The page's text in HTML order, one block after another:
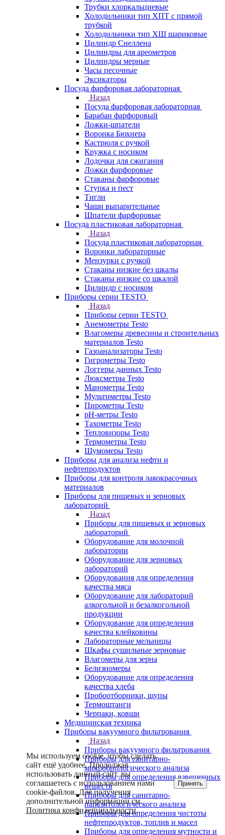
Трубки хлоркальциевые
Холодильники тип ХПТ с прямой
трубкой
Холодильники тип ХШ шариковые
Цилиндр Снеллена
Цилиндры для ареометров
Цилиндры мерные
Часы песочные
Эксикаторы
Посуда фарфоровая лабораторная
Назад
Посуда фарфоровая лабораторная
Барабан фарфоровый
Ложки-шпатели
Воронка Бюхнера
Кастрюля с ручкой
Кружка с носиком
Лодочки для сжигания
Ложки фарфоровые
Стаканы фарфоровые
Ступка и пест
Тигли
Чаши выпарительные
Шпатели фарфоровые
Посуда пластиковая лабораторная
Назад
Посуда пластиковая лабораторная
Воронки лабораторные
Мензурки с ручкой
Стаканы низкие без шкалы
Стаканы низкие со шкалой
Цилиндр с носиком
Приборы серии TESTO
Назад
Приборы серии TESTO
Анемометры Testo
Влагомеры древесины и строительных
материалов Testo
Газоанализаторы Testo
Гигрометры Testo
Логгеры данных Testo
Люксметры Testo
Манометры Testo
Мультиметры Testo
Пирометры Testo
pH-метры Testo
Тахометры Testo
Тепловизоры Testo
Термометры Testo
Шумомеры Testo
Приборы для анализа нефти и
нефтепродуктов
Приборы для контроля лакокрасочных
материалов
Приборы для пищевых и зерновых
лабораторий
Назад
Приборы для пищевых и зерновых
лабораторий
Оборудование для молочной
лаборатории
Оборудование для зерновых
лабораторий
Оборудования для определения
качества мяса
Оборудование для лабораторий
алкогольной и безалкогольной
продукции
Оборудование для определения
качества клейковины
Лабораторные мельницы
Шкафы сушильные зерновые
Влагомеры для зерна
Белизномеры
Оборудование для определения
качества хлеба
Пробоотборники, щупы
Термоштанги
Черпаки, ковши
Медицинская техника
Приборы вакуумного фильтрования
Назад
Приборы вакуумного фильтрования
Приборы для санитарно-
микробиологического анализа
Приборы для определения взвешенных
веществ
Приборы для санитарно-
паразитологического анализа
Приборы для определения чистоты
нефтепродуктов, топлив и масел
Приборы для определения мутности и
Мы используем cookie, чтобы сделать
сайт ещё удобнее. Продолжая
использовать данный сайт, вы
соглашаетесь с использованием нами
cookie-файлов. Для получения
дополнительной информации см.
Политика конфиденциальности.
Принять